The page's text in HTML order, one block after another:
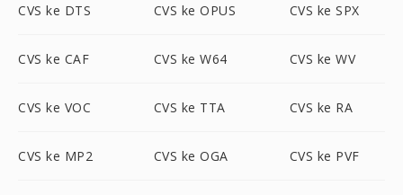
CVS ke DTS CVS ke OPUS CVS ke SPX
CVS ke CAF CVS ke W64 CVS ke WV
CVS ke VOC CVS ke TTA CVS ke RA
CVS ke MP2 CVS ke OGA CVS ke PVF